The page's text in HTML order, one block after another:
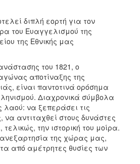
διπλή εορτή για τον
του Ευαγγελισμού της
της Εθνικής μας
του 1821, ο
αποτίναξης της
είναι παντοτινά ορόσημα
Διαχρονικά σύμβολα
να ξεπεράσει τις
να αντιταχθεί στους δυνάστες
τελικώς, την ιστορική του μοίρα.
της χώρας μας,
από αμέτρητες θυσίες των